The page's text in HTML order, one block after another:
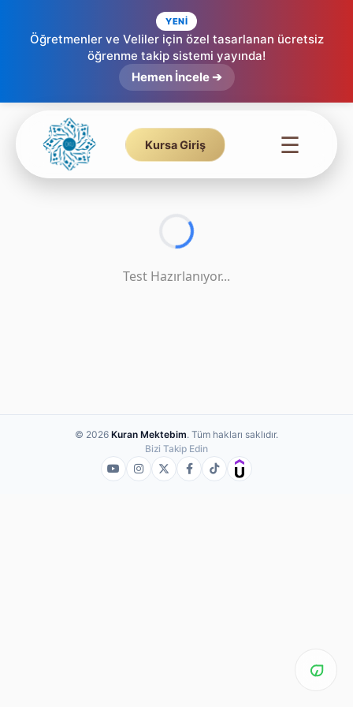
YENİ
Öğretmenler ve Veliler için özel tasarlanan ücretsiz
öğrenme takip sistemi yayında!
Hemen İncele ➔
Kursa Giriş ☰
Tecvid Testi - Tüm Konular - 4
Test Hazırlanıyor...
© 2026 Kuran Mektebim. Tüm hakları saklıdır.
Bizi Takip Edin